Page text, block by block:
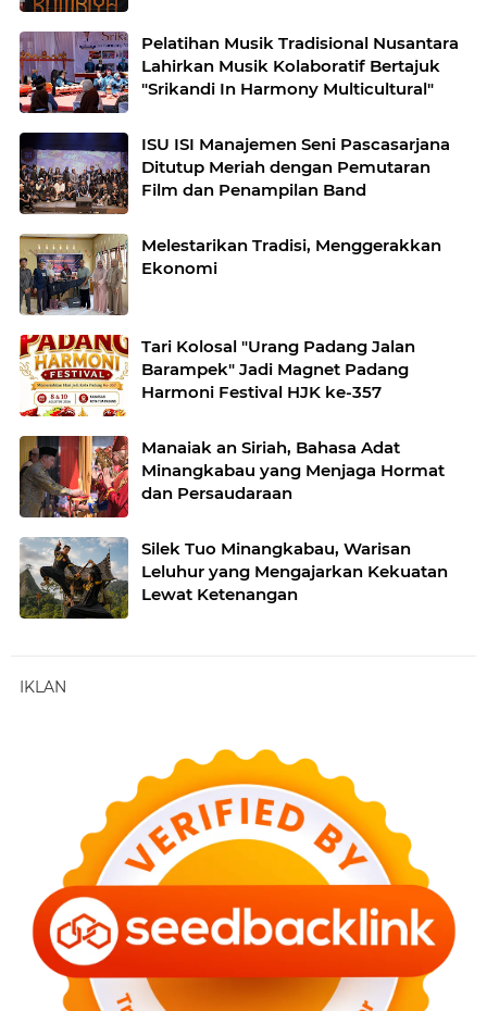
Pelatihan Musik Tradisional Nusantara
Lahirkan Musik Kolaboratif Bertajuk
"Srikandi In Harmony Multicultural"
ISU ISI Manajemen Seni Pascasarjana
Ditutup Meriah dengan Pemutaran
Film dan Penampilan Band
Melestarikan Tradisi, Menggerakkan
Ekonomi
Tari Kolosal "Urang Padang Jalan
Barampek" Jadi Magnet Padang
Harmoni Festival HJK ke-357
Manaiak an Siriah, Bahasa Adat
Minangkabau yang Menjaga Hormat
dan Persaudaraan
Silek Tuo Minangkabau, Warisan
Leluhur yang Mengajarkan Kekuatan
Lewat Ketenangan
IKLAN